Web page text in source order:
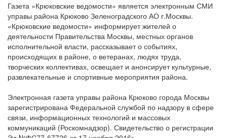
Газета «Крюковские ведомости» является электронным СМИ
управы района Крюково Зеленоградского АО г.Москвы.
«Крюковские ведомости» информирует жителей о
деятельности Правительства Москвы, местных органов
исполнительной власти, рассказывает о событиях,
происходящих в районе, о ветеранах, людях труда,
творческих коллективах, освещает и анонсирует культурные,
развлекательные и спортивные мероприятия района.
Электронная газета управы района Крюково города Москвы
зарегистрирована Федеральной службой по надзору в сфере
связи, информационных технологий и массовых
коммуникаций (Роскомнадзор). Свидетельство о регистрации